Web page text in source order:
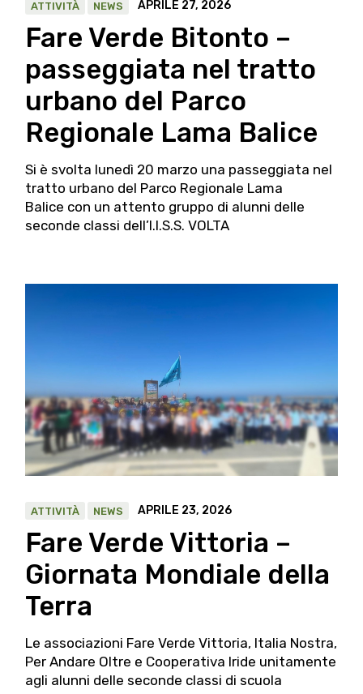
ATTIVITÀ NEWS APRILE 27, 2026
Fare Verde Bitonto –
passeggiata nel tratto
urbano del Parco
Regionale Lama Balice
Si è svolta lunedì 20 marzo una passeggiata nel
tratto urbano del Parco Regionale Lama
Balice con un attento gruppo di alunni delle
seconde classi dell’I.I.S.S. VOLTA
ATTIVITÀ NEWS APRILE 23, 2026
Fare Verde Vittoria –
Giornata Mondiale della
Terra
Le associazioni Fare Verde Vittoria, Italia Nostra,
Per Andare Oltre e Cooperativa Iride unitamente
agli alunni delle seconde classi di scuola